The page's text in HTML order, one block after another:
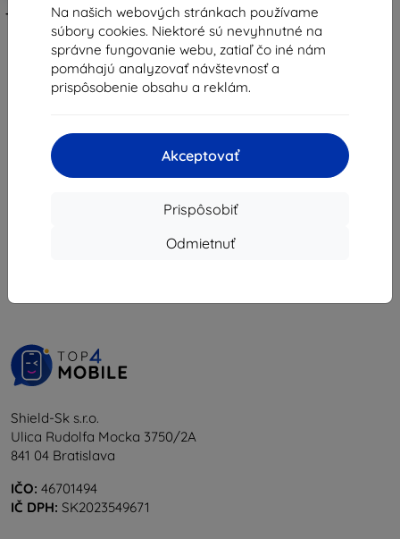
Na našich webových stránkach používame
súbory cookies. Niektoré sú nevyhnutné na
správne fungovanie webu, zatiaľ čo iné nám
pomáhajú analyzovať návštevnosť a
prispôsobenie obsahu a reklám.
Akceptovať
Prispôsobiť
Odmietnuť
TECH-PROTECT FLEXAIR Motorola
Edge 60 Fusion priehľadný
(5906302363865)
8,91 €
8,02 €
Shield-Sk s.r.o.
Ulica Rudolfa Mocka 3750/2A
841 04 Bratislava
IČO: 46701494
IČ DPH: SK2023549671